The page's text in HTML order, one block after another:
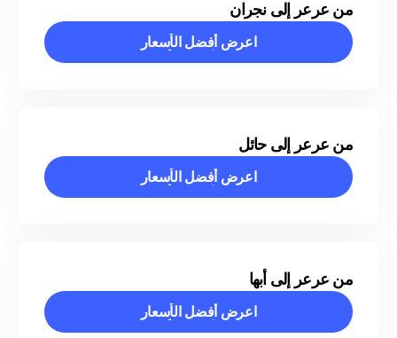
من عرعر إلى نجران
اعرض أفضل الأسعار
اعرض أفضل الأسعار
من عرعر إلى حائل
اعرض أفضل الأسعار
اعرض أفضل الأسعار
من عرعر إلى أبها
اعرض أفضل الأسعار
اعرض أفضل الأسعار